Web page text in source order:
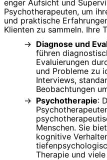
enger Aufsicht und
Psychotherapeuten, um
und praktische
Klienten zu sammeln. Ihre
Diagnose und
führen
Evaluierungen
und Probleme zu
Interviews,
Beobachtungen
Psychotherapie:
Menschen. Sie
kognitive
Therapie und